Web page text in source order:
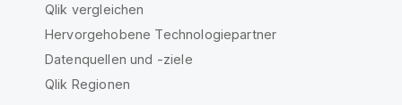
Qlik vergleichen
Hervorgehobene Technologiepartner
Datenquellen und -ziele
Qlik Regionen